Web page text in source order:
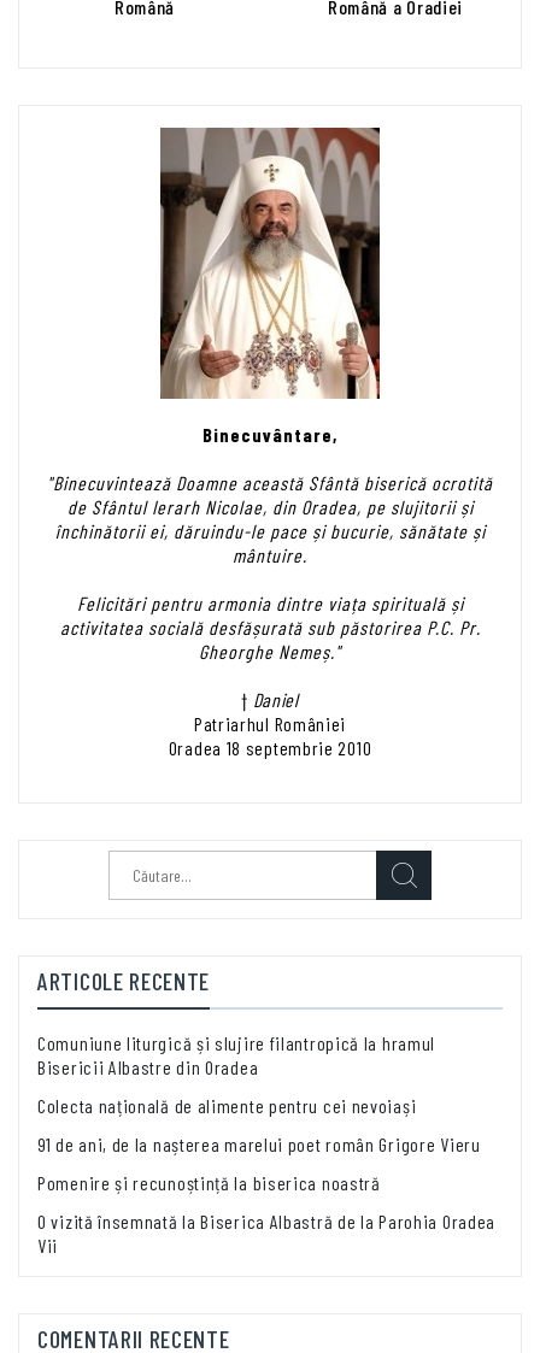
Română
Română a Oradiei
Binecuvântare,
"Binecuvintează Doamne această Sfântă biserică ocrotită
de Sfântul Ierarh Nicolae, din Oradea, pe slujitorii și
închinătorii ei, dăruindu-le pace și bucurie, sănătate și
mântuire.
Felicitări pentru armonia dintre viața spirituală și
activitatea socială desfășurată sub păstorirea P.C. Pr.
Gheorghe Nemeș."
† Daniel
Patriarhul României
Oradea 18 septembrie 2010
după:
ARTICOLE RECENTE
Comuniune liturgică și slujire filantropică la hramul
Bisericii Albastre din Oradea
Colecta națională de alimente pentru cei nevoiași
91 de ani, de la nașterea marelui poet român Grigore Vieru
Pomenire și recunoștință la biserica noastră
O vizită însemnată la Biserica Albastră de la Parohia Oradea
Vii
COMENTARII RECENTE